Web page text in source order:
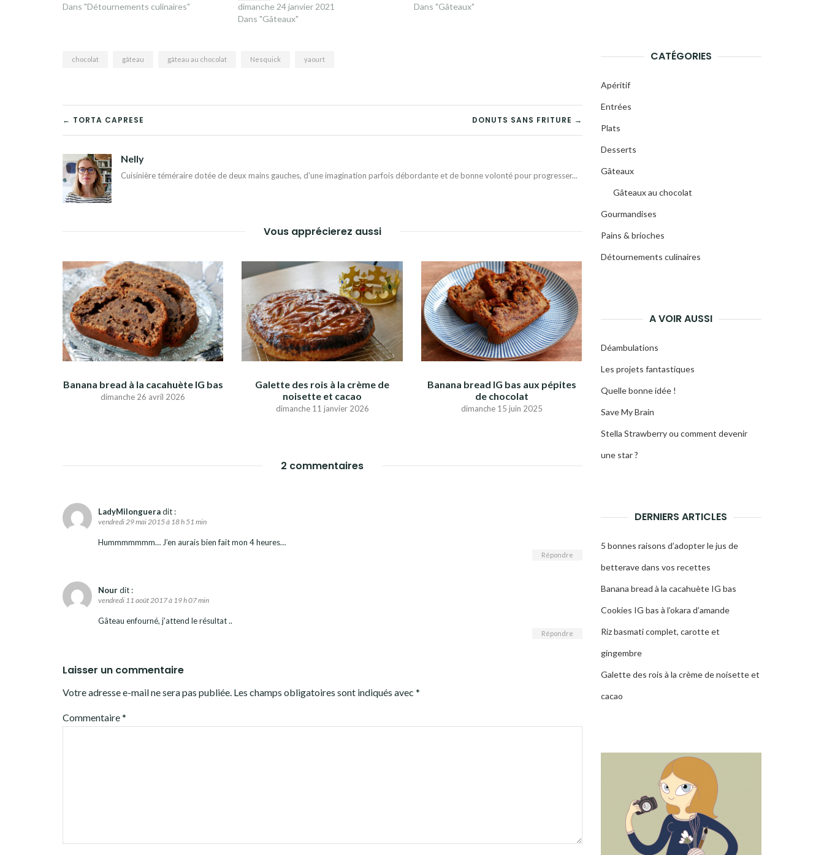
Dans "Détournements culinaires"
dimanche 24 janvier 2021
Dans "Gâteaux"
Dans "Gâteaux"
chocolat gâteau gâteau au chocolat Nesquick yaourt
NAVIGATION
DE
L’ARTICLE
← TORTA CAPRESE DONUTS SANS FRITURE →
Nelly
Cuisinière téméraire dotée de deux mains gauches, d'une imagination parfois débordante et de bonne volonté pour progresser...
Vous apprécierez aussi
Banana bread à la cacahuète IG bas
dimanche 26 avril 2026
Galette des rois à la crème de
noisette et cacao
dimanche 11 janvier 2026
Banana bread IG bas aux pépites
de chocolat
dimanche 15 juin 2025
2 commentaires
LadyMilongueradit :
vendredi 29 mai 2015 à 18 h 51 min
Hummmmmmm… J’en aurais bien fait mon 4 heures…
Répondre
Nourdit :
vendredi 11 août 2017 à 19 h 07 min
Gâteau enfourné, j’attend le résultat ..
Répondre
Laisser un commentaire
Votre adresse e-mail ne sera pas publiée. Les champs obligatoires sont indiqués avec *
Commentaire*
CATÉGORIES
Apéritif
Entrées
Plats
Desserts
Gâteaux
Gâteaux au chocolat
Gourmandises
Pains & brioches
Détournements culinaires
A VOIR AUSSI
Déambulations
Les projets fantastiques
Quelle bonne idée !
Save My Brain
Stella Strawberry ou comment devenir
une star ?
DERNIERS ARTICLES
5 bonnes raisons d’adopter le jus de
betterave dans vos recettes
Banana bread à la cacahuète IG bas
Cookies IG bas à l’okara d’amande
Riz basmati complet, carotte et
gingembre
Galette des rois à la crème de noisette et
cacao